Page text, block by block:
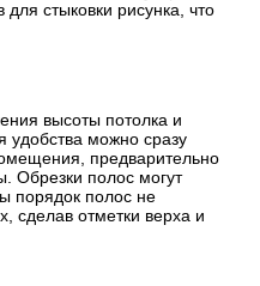
стыковки рисунка, что
высоты потолка и
можно сразу
предварительно
Обрезки полос могут
порядок полос не
сделав отметки верха и